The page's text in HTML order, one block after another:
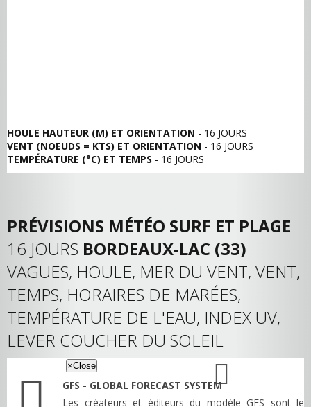
HOULE HAUTEUR (M) ET ORIENTATION - 16 JOURS
VENT (NOEUDS = KTS) ET ORIENTATION - 16 JOURS
TEMPÉRATURE (°C) ET TEMPS - 16 JOURS
PRÉVISIONS MÉTÉO SURF ET PLAGE
16 JOURS BORDEAUX-LAC (33)
VAGUES, HOULE, MER DU VENT, VENT,
TEMPS, HORAIRES DE MARÉES,
TEMPÉRATURE DE L'EAU, INDEX UV,
LEVER COUCHER DU SOLEIL
×Close
GFS - GLOBAL FORECAST SYSTEM
Les créateurs et éditeurs du modèle GFS sont le